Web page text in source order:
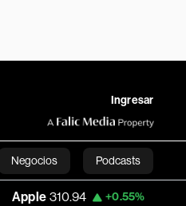
Ingresar
Negocios Podcasts
+0.55% USD COP 3,175.95